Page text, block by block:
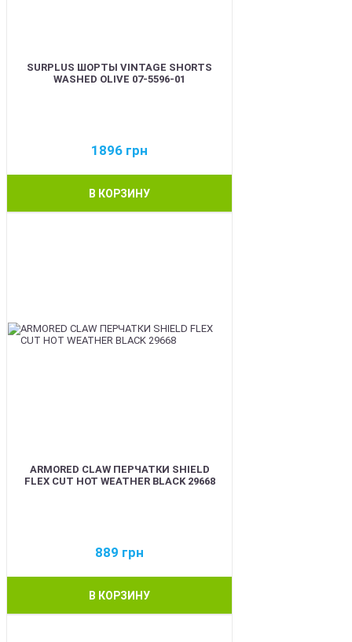
SURPLUS ШОРТЫ VINTAGE SHORTS
WASHED OLIVE 07-5596-01
1896 грн
В КОРЗИНУ
ARMORED CLAW ПЕРЧАТКИ SHIELD
FLEX CUT HOT WEATHER BLACK 29668
889 грн
В КОРЗИНУ